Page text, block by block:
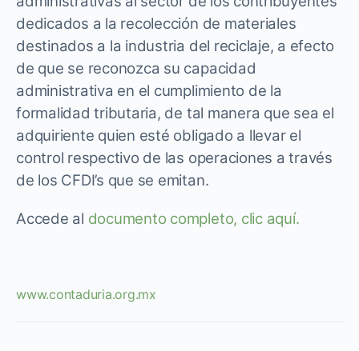
dedicados a la recolección de materiales
destinados a la industria del reciclaje, a efecto
de que se reconozca su capacidad
administrativa en el cumplimiento de la
formalidad tributaria, de tal manera que sea el
adquiriente quien esté obligado a llevar el
control respectivo de las operaciones a través
de los CFDI’s que se emitan.
Accede al documento completo, clic aquí.
www.contaduria.org.mx